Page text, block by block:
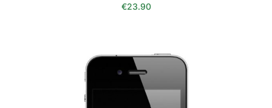
€23.90